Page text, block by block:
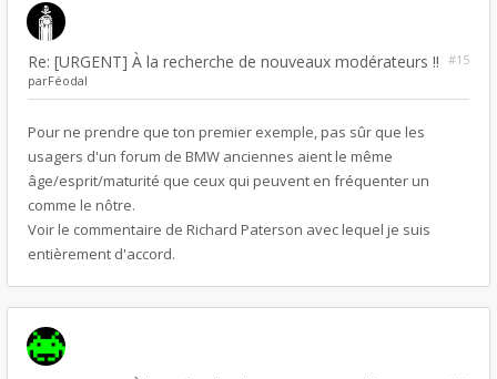
Re: [URGENT] À la recherche de nouveaux modérateurs !! #15
parFéodal
Pour ne prendre que ton premier exemple, pas sûr que les
usagers d'un forum de BMW anciennes aient le même
âge/esprit/maturité que ceux qui peuvent en fréquenter un
comme le nôtre.
Voir le commentaire de Richard Paterson avec lequel je suis
entièrement d'accord.